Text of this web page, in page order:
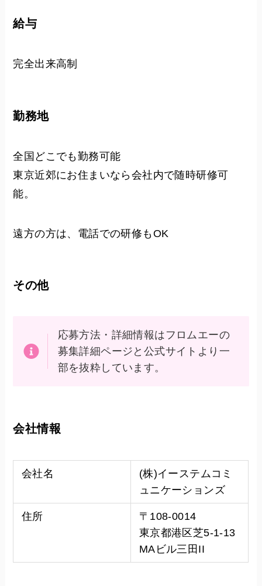
給与
完全出来高制
勤務地
全国どこでも勤務可能
東京近郊にお住まいなら会社内で随時研修可
能。
遠方の方は、電話での研修もOK
その他
応募方法・詳細情報はフロムエーの
募集詳細ページと公式サイトより一
部を抜粋しています。
会社情報
会社名
(株)イーステムコミ
ュニケーションズ
住所
〒108-0014
東京都港区芝5-1-13
MAビル三田II